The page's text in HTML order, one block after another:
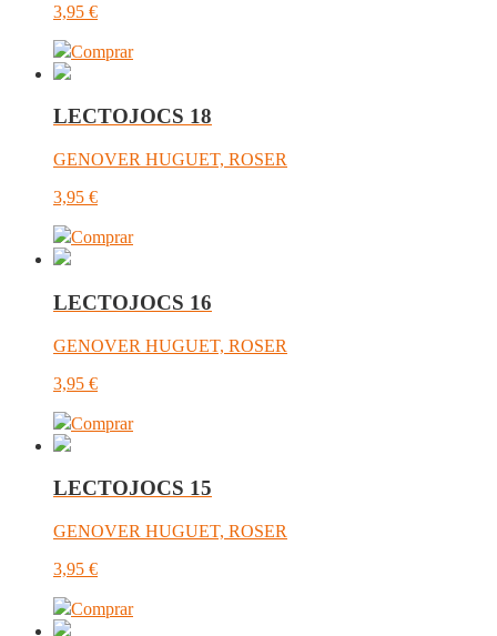
3,95 €
Comprar
LECTOJOCS 18
GENOVER HUGUET, ROSER
3,95 €
Comprar
LECTOJOCS 16
GENOVER HUGUET, ROSER
3,95 €
Comprar
LECTOJOCS 15
GENOVER HUGUET, ROSER
3,95 €
Comprar